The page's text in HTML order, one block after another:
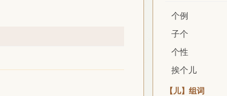
个例
子个
个性
挨个儿
【儿】组词